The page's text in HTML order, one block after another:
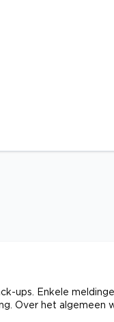
ups. Enkele
Over het algemeen